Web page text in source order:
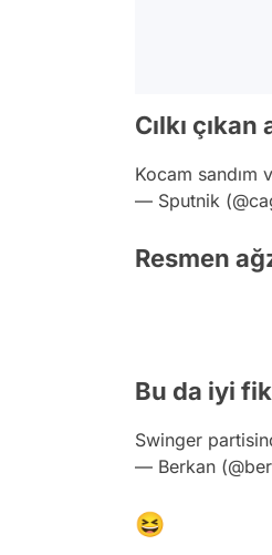
Cılkı
Kocam sandım
— Sputnik
Resmen
Bu da iyi
Swinger
— Berkan
😆